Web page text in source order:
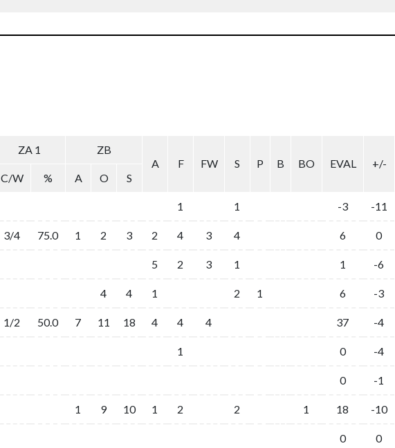
ZA 1
ZB
A
F FW S P B BO EVAL
+/-
C/W % A O S
1 1 -3 -11
3/4 75.0 1 2 3 2 4 3 4 6 0
5 2 3 1 1 -6
4 4 1 2 1 6 -3
1/2 50.0 7 11 18 4 4 4 37 -4
1 0 -4
0 -1
1 9 10 1 2 2 1 18 -10
0 0